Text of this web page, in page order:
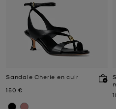
Sandale Cherie en cuir
Prix actuel
150 €